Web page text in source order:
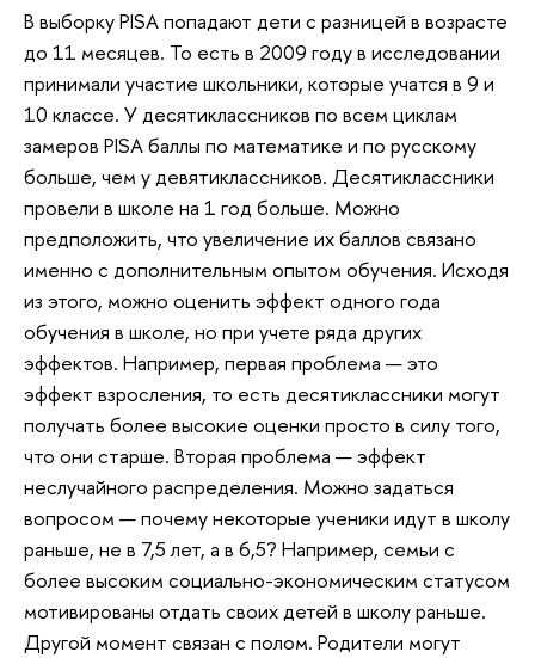
В выборку PISA попадают дети с разницей в возрасте
до 11 месяцев. То есть в 2009 году в исследовании
принимали участие школьники, которые учатся в 9 и
10 классе. У десятиклассников по всем циклам
замеров PISA баллы по математике и по русскому
больше, чем у девятиклассников. Десятиклассники
провели в школе на 1 год больше. Можно
предположить, что увеличение их баллов связано
именно с дополнительным опытом обучения. Исходя
из этого, можно оценить эффект одного года
обучения в школе, но при учете ряда других
эффектов. Например, первая проблема — это
эффект взросления, то есть десятиклассники могут
получать более высокие оценки просто в силу того,
что они старше. Вторая проблема — эффект
неслучайного распределения. Можно задаться
вопросом — почему некоторые ученики идут в школу
раньше, не в 7,5 лет, а в 6,5? Например, семьи с
более высоким социально-экономическим статусом
мотивированы отдать своих детей в школу раньше.
Другой момент связан с полом. Родители могут